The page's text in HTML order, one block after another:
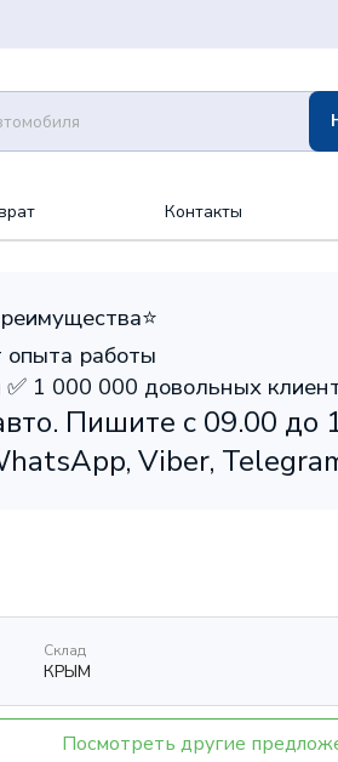
Контакты
опыта работы
1 000 000 довольных
Пишите с 09.00
Viber,
Склад
КРЫМ
Посмотреть другие